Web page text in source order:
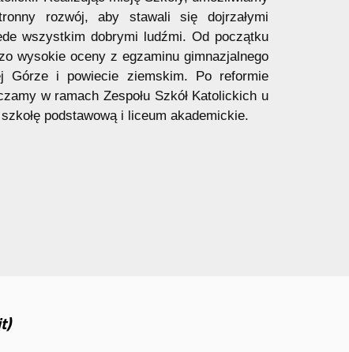
rozwój, aby stawali się dojrzałymi
wszystkim dobrymi ludźmi. Od początku
wysokie oceny z egzaminu gimnazjalnego
Górze i powiecie ziemskim. Po reformie
w ramach Zespołu Szkół Katolickich u
podstawową i liceum akademickie.